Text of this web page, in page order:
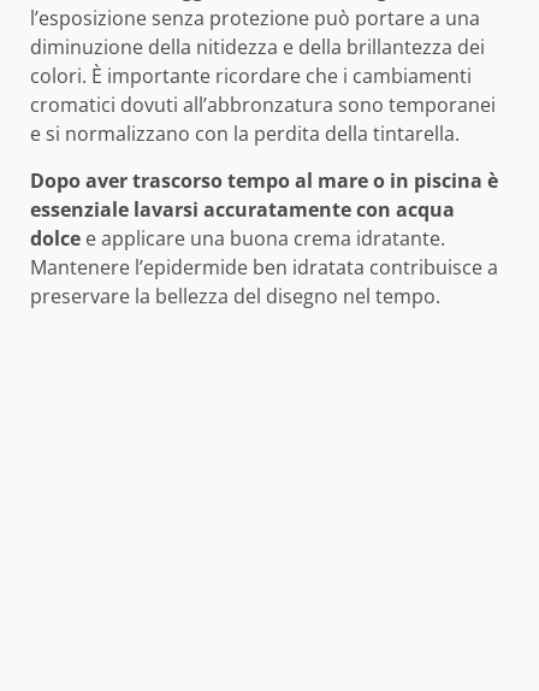
l’esposizione senza protezione può portare a una
diminuzione della nitidezza e della brillantezza dei
colori. È importante ricordare che i cambiamenti
cromatici dovuti all’abbronzatura sono temporanei
e si normalizzano con la perdita della tintarella.
Dopo aver trascorso tempo al mare o in piscina è
essenziale lavarsi accuratamente con acqua
dolce e applicare una buona crema idratante.
Mantenere l’epidermide ben idratata contribuisce a
preservare la bellezza del disegno nel tempo.